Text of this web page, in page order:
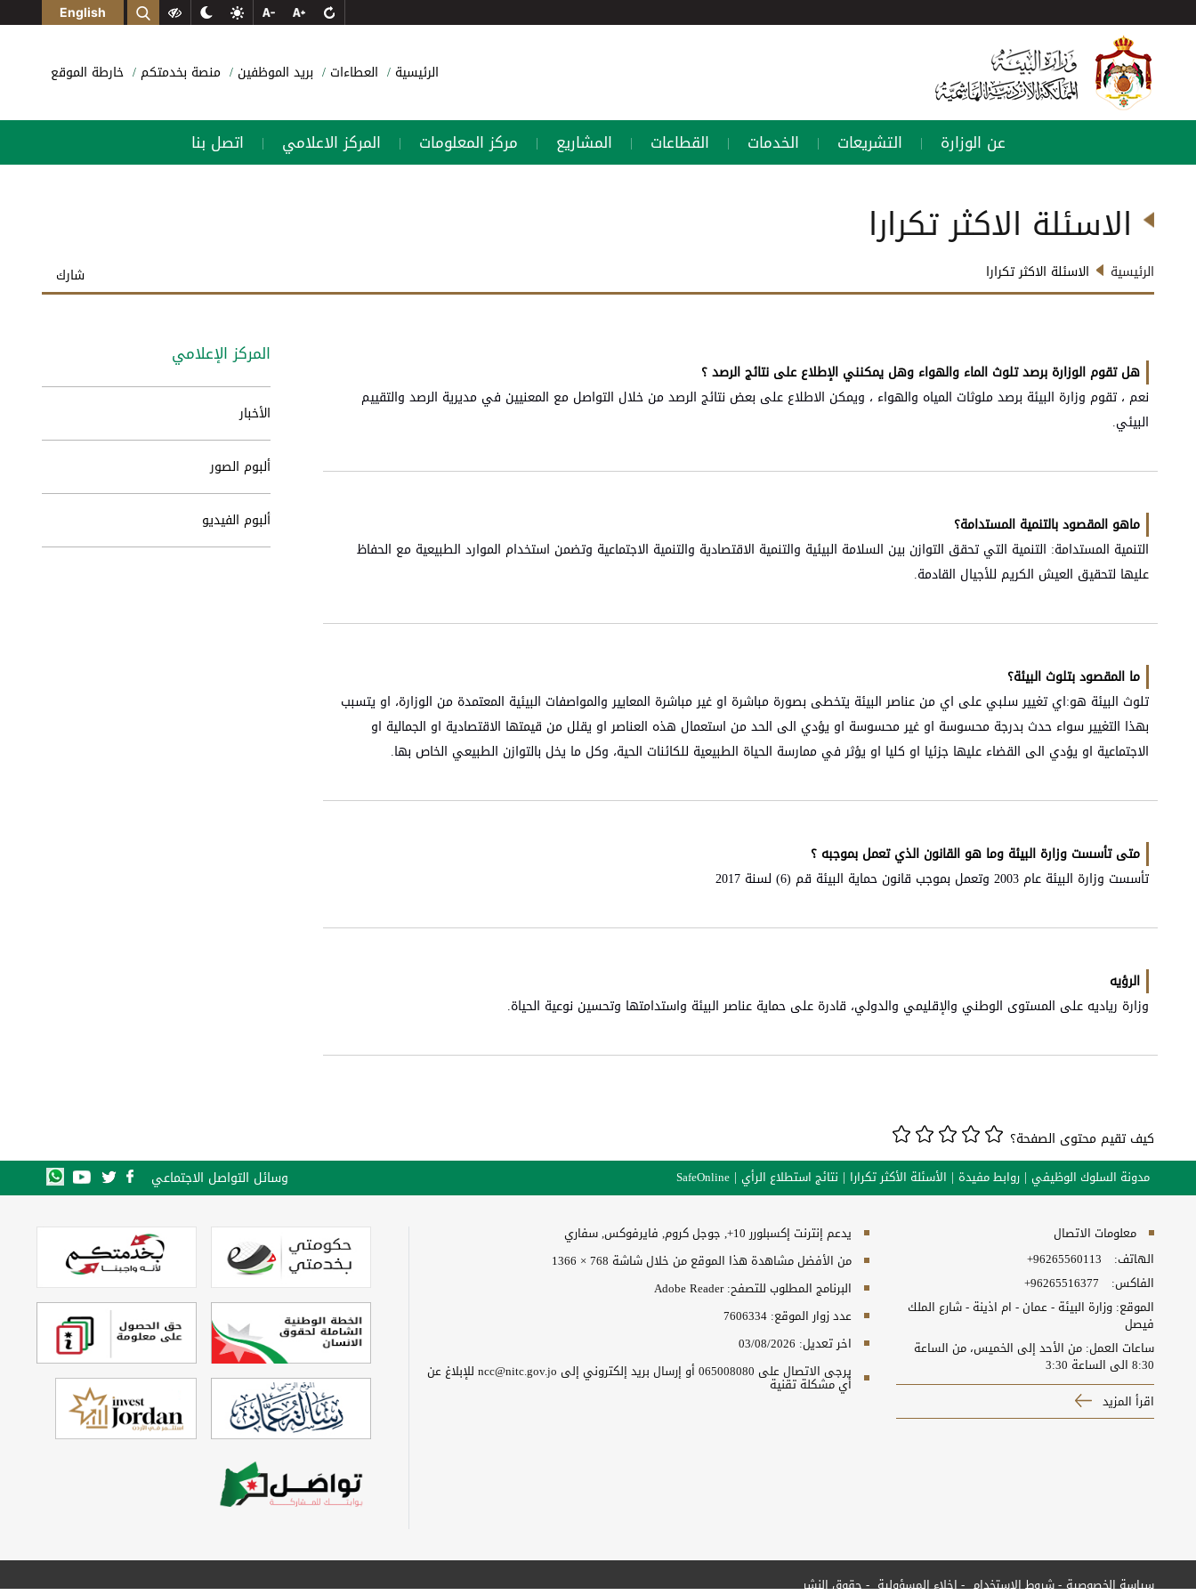
English
الرئيسية العطاءات بريد الموظفين منصة بخدمتكم خارطة الموقع
عن الوزارة | التشريعات | الخدمات | القطاعات | المشاريع | مركز المعلومات | المركز الاعلامي | اتصل بنا
الاسئلة الاكثر تكرارا
الرئيسية الاسئلة الاكثر تكرارا شارك
هل تقوم الوزارة برصد تلوث الماء والهواء وهل يمكنني الإطلاع على نتائج الرصد ؟
نعم ، تقوم وزارة البيئة برصد ملوثات المياه والهواء ، ويمكن الاطلاع على بعض نتائج الرصد من خلال التواصل مع المعنيين في مديرية الرصد والتقييم
البيئي.​​
ماهو المقصود بالتنمية المستدامة؟
التنمية المستدامة: التنمية التي تحقق التوازن بين السلامة البيئية والتنمية الاقتصادية والتنمية الاجتماعية وتضمن استخدام الموارد الطبيعية مع الحفاظ
عليها لتحقيق العيش الكريم للأجيال القادمة.​​
ما المقصود بتلوث البيئة؟
تلوث البيئة هو:اي تغيير سلبي على اي من عناصر البيئة يتخطى بصورة مباشرة او غير مباشرة المعايير والمواصفات البيئية المعتمدة من الوزارة، او يتسبب
بهذا التغيير سواء حدث بدرجة محسوسة او غير محسوسة او يؤدي الى الحد من استعمال هذه العناصر او يقلل من قيمتها الاقتصادية او الجمالية او
الاجتماعية او يؤدي الى القضاء عليها جزئيا او كليا او يؤثر في ممارسة الحياة الطبيعية للكائنات الحية، وكل ما يخل بالتوازن الطبيعي الخاص بها.​​
متى تأسست وزارة البيئة وما هو القانون الذي تعمل بموجبه ؟
تأسست وزارة البيئة عام 2003 وتعمل بموجب قانون حماية البيئة قم (6) لسنة 2017​​
الرؤيه
​وزارة رياديه على المستوى الوطني والإقليمي والدولي، قادرة على حماية عناصر البيئة واستدامتها وتحسين نوعية الحياة.​
المركز الإعلامي
الأخبار
ألبوم الصور
ألبوم الفيديو
كيف تقيم محتوى الصفحة؟
مدونة السلوك الوظيفي روابط مفيدة الأسئلة الأكثر تكرارا نتائج استطلاع الرأي SafeOnline وسائل التواصل الاجتماعي
معلومات الاتصال
الهاتف:
+96265560113​
الفاكس:
+96265516377
الموقع: وزارة البيئة - عمان - ام اذينة - شارع الملك
فيصل
ساعات العمل: من الأحد إلى الخميس، من الساعة
8:30 الى الساعة 3:30
اقرأ المزيد
يدعم إنترنت إكسبلورر 10+, جوجل كروم, فايرفوكس, سفاري
من الأفضل مشاهدة هذا الموقع من خلال شاشة 768 × 1366
البرنامج المطلوب للتصفح: Adobe Reader
عدد زوار الموقع: 7606334
اخر تعديل: 03/08/2026
يرجى الاتصال على 065008080 أو إرسال بريد إلكتروني إلى ncc@nitc.gov.jo للإبلاغ عن
أي مشكلة تقنية
سياسة الخصوصية شروط الاستخدام إخلاء المسؤولية حقوق النشر